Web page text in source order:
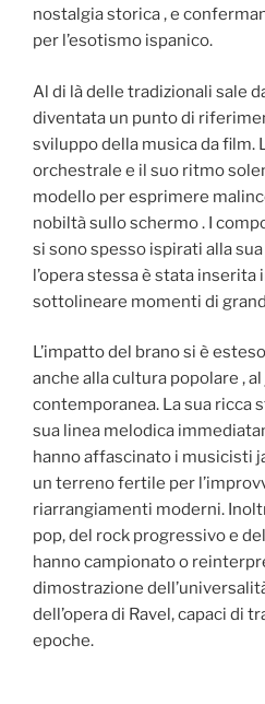
nostalgia storica , e
per l’esotismo ispanico.
Al di là delle tradizionali sale
diventata un punto di
sviluppo della musica da film.
orchestrale e il suo ritmo
modello per esprimere
nobiltà sullo schermo . I
si sono spesso ispirati alla
l’opera stessa è stata
sottolineare momenti di
L’impatto del brano si è
anche alla cultura popolare ,
contemporanea. La sua ricca
sua linea melodica
hanno affascinato i musicisti
un terreno fertile per
riarrangiamenti moderni.
pop, del rock progressivo e
hanno campionato o
dimostrazione
dell’opera di Ravel, capaci di
epoche.